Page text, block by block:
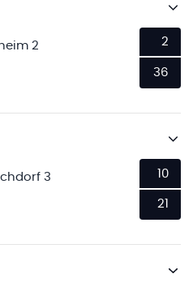
2
2
36
3
10
21